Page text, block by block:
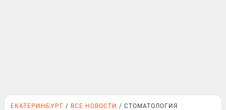
ЕКАТЕРИНБУРГ ВСЕ НОВОСТИ СТОМАТОЛОГИЯ